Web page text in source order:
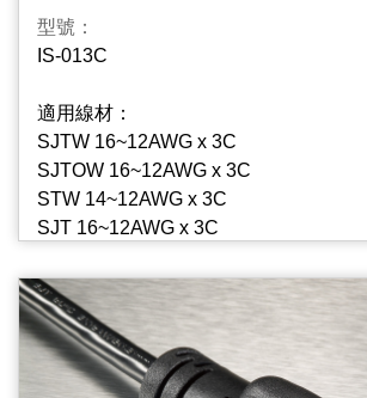
型號：
IS-013C
適用線材：
SJTW 16~12AWG x 3C
SJTOW 16~12AWG x 3C
STW 14~12AWG x 3C
SJT 16~12AWG x 3C